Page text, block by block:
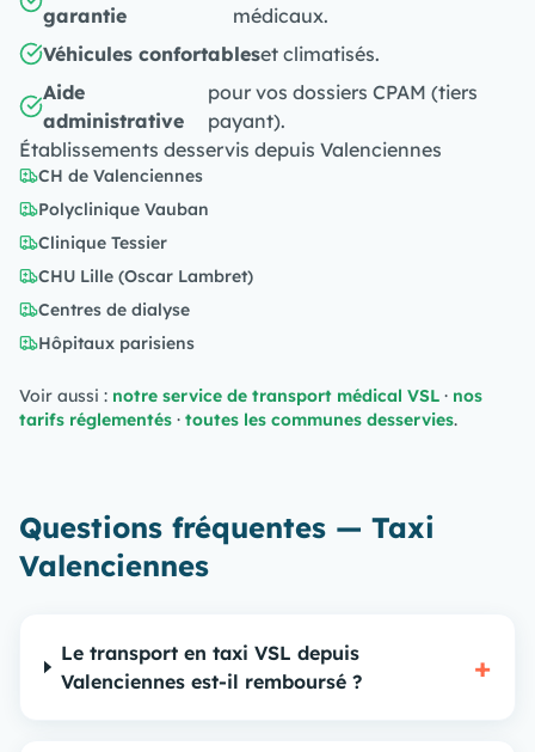
garantie
médicaux.
Véhicules confortableset climatisés.
Aide
administrative
pour vos dossiers CPAM (tiers
payant).
Établissements desservis depuis Valenciennes
CH de Valenciennes
Polyclinique Vauban
Clinique Tessier
CHU Lille (Oscar Lambret)
Centres de dialyse
Hôpitaux parisiens
Voir aussi : notre service de transport médical VSL · nos
tarifs réglementés · toutes les communes desservies.
Questions fréquentes — Taxi
Valenciennes
Le transport en taxi VSL depuis
Valenciennes est-il remboursé ?
+